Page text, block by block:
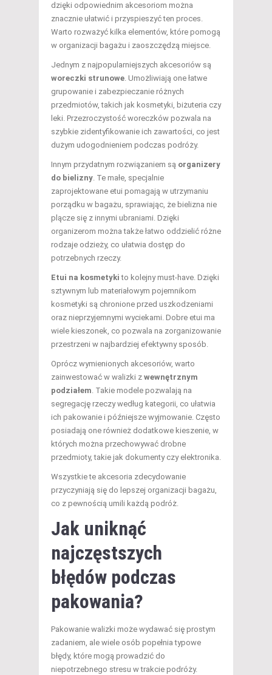
dzięki odpowiednim akcesoriom można
znacznie ułatwić i przyspieszyć ten proces.
Warto rozważyć kilka elementów, które pomogą
w organizacji bagażu i zaoszczędzą miejsce.
Jednym z najpopularniejszych akcesoriów są
woreczki strunowe. Umożliwiają one łatwe
grupowanie i zabezpieczanie różnych
przedmiotów, takich jak kosmetyki, biżuteria czy
leki. Przezroczystość woreczków pozwala na
szybkie zidentyfikowanie ich zawartości, co jest
dużym udogodnieniem podczas podróży.
Innym przydatnym rozwiązaniem są organizery
do bielizny. Te małe, specjalnie
zaprojektowane etui pomagają w utrzymaniu
porządku w bagażu, sprawiając, że bielizna nie
plącze się z innymi ubraniami. Dzięki
organizerom można także łatwo oddzielić różne
rodzaje odzieży, co ułatwia dostęp do
potrzebnych rzeczy.
Etui na kosmetyki to kolejny must-have. Dzięki
sztywnym lub materiałowym pojemnikom
kosmetyki są chronione przed uszkodzeniami
oraz nieprzyjemnymi wyciekami. Dobre etui ma
wiele kieszonek, co pozwala na zorganizowanie
przestrzeni w najbardziej efektywny sposób.
Oprócz wymienionych akcesoriów, warto
zainwestować w walizki z wewnętrznym
podziałem. Takie modele pozwalają na
segregację rzeczy według kategorii, co ułatwia
ich pakowanie i późniejsze wyjmowanie. Często
posiadają one również dodatkowe kieszenie, w
których można przechowywać drobne
przedmioty, takie jak dokumenty czy elektronika.
Wszystkie te akcesoria zdecydowanie
przyczyniają się do lepszej organizacji bagażu,
co z pewnością umili każdą podróż.
Jak uniknąć
najczęstszych
błędów podczas
pakowania?
Pakowanie walizki może wydawać się prostym
zadaniem, ale wiele osób popełnia typowe
błędy, które mogą prowadzić do
niepotrzebnego stresu w trakcie podróży.